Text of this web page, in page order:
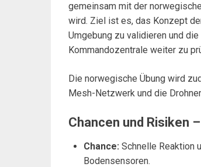
gemeinsam mit der
wird. Ziel ist es, das Konzept
Umgebung zu validieren und
Kommandozentrale weiter zu
Die norwegische Übung wird
Mesh-Netzwerk und die
Chancen und Risiken
Chance: Schnelle Reaktion
Bodensensoren.